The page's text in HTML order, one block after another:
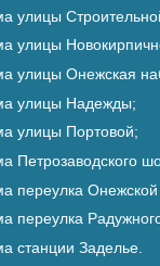
улицы
улицы
улицы Онежская
улицы Надежды;
улицы Портовой;
Петрозаводского
переулка
переулка
станции Заделье.